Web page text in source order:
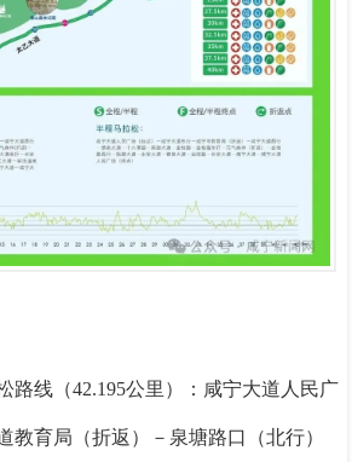
路线（42.195公里）： 咸宁大道人民广
教育局（折返）－泉塘路口（北行）